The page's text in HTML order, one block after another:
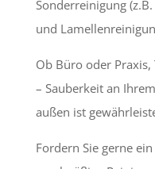
Sonderreinigung
und
Ob Büro oder
– Sauberkeit an
außen ist
Fordern Sie gerne